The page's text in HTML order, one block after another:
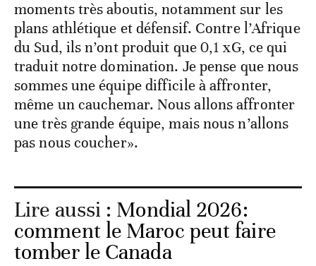
moments très aboutis, notamment sur les
plans athlétique et défensif. Contre l’Afrique
du Sud, ils n’ont produit que 0,1 xG, ce qui
traduit notre domination. Je pense que nous
sommes une équipe difficile à affronter,
même un cauchemar. Nous allons affronter
une très grande équipe, mais nous n’allons
pas nous coucher».
Lire aussi : Mondial 2026:
comment le Maroc peut faire
tomber le Canada